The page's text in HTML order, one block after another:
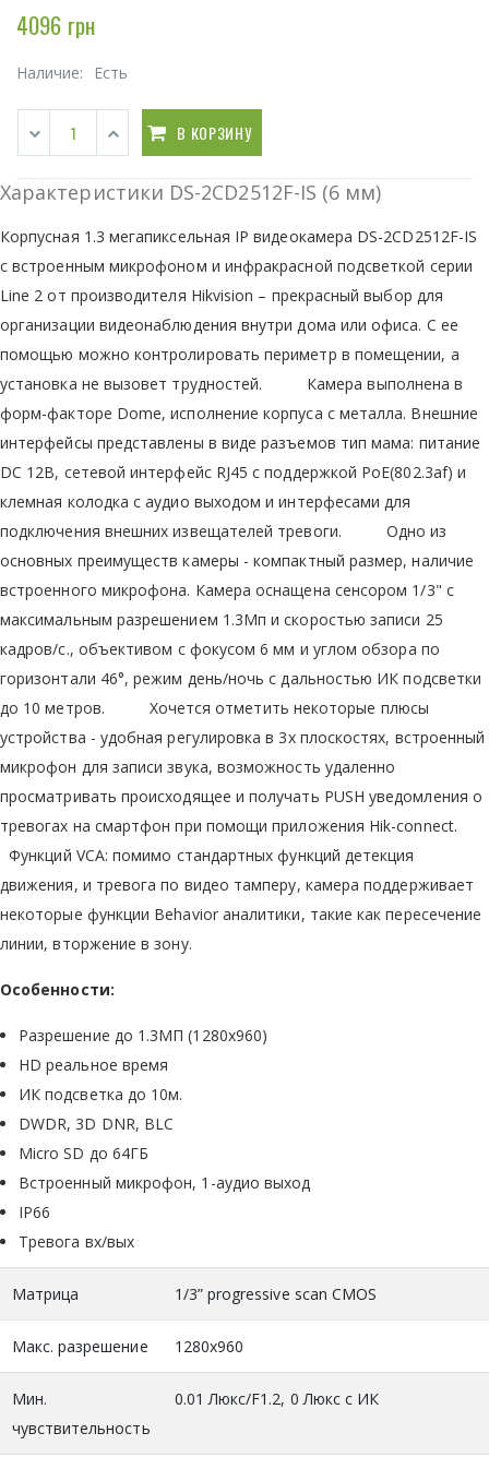
4096 грн
Наличие: Есть
В КОРЗИНУ
Характеристики DS-2CD2512F-IS (6 мм)
Корпусная 1.3 мегапиксельная IP видеокамера DS-2CD2512F-IS
с встроенным микрофоном и инфракрасной подсветкой серии
Line 2 от производителя Hikvision – прекрасный выбор для
организации видеонаблюдения внутри дома или офиса. С ее
помощью можно контролировать периметр в помещении, а
установка не вызовет трудностей. Камера выполнена в
форм-факторе Dome, исполнение корпуса с металла. Внешние
интерфейсы представлены в виде разъемов тип мама: питание
DC 12В, сетевой интерфейс RJ45 с поддержкой PoE(802.3af) и
клемная колодка с аудио выходом и интерфесами для
подключения внешних извещателей тревоги. Одно из
основных преимуществ камеры - компактный размер, наличие
встроенного микрофона. Камера оснащена сенсором 1/3" с
максимальным разрешением 1.3Мп и скоростью записи 25
кадров/с., объективом с фокусом 6 мм и углом обзора по
горизонтали 46°, режим день/ночь с дальностью ИК подсветки
до 10 метров. Хочется отметить некоторые плюсы
устройства - удобная регулировка в 3х плоскостях, встроенный
микрофон для записи звука, возможность удаленно
просматривать происходящее и получать PUSH уведомления о
тревогах на смартфон при помощи приложения Hik-connect.
Функций VCA: помимо стандартных функций детекция
движения, и тревога по видео тамперу, камера поддерживает
некоторые функции Behavior аналитики, такие как пересечение
линии, вторжение в зону.
Особенности:
Разрешение до 1.3МП (1280х960)
HD реальное время
ИК подсветка до 10м.
DWDR, 3D DNR, BLC
Micro SD до 64ГБ
Встроенный микрофон, 1-аудио выход
IP66
Тревога вх/вых
Матрица 1/3” progressive scan CMOS
Макс. разрешение 1280x960
Мин.
чувствительность
0.01 Люкс/F1.2, 0 Люкс с ИК